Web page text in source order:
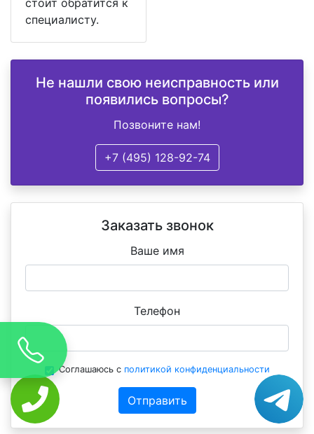
стоит обратится к
специалисту.
Не нашли свою неисправность или
появились вопросы?
Позвоните нам!
+7 (495) 128-92-74
Заказать звонок
Ваше имя
Телефон
Соглашаюсь с политикой конфиденциальности
Отправить